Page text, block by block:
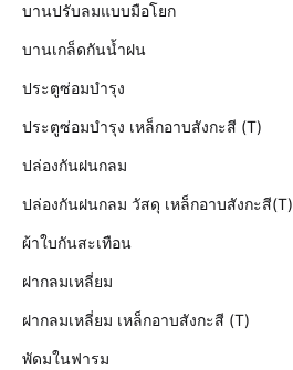
บานปรับลมแบบมือโยก
บานเกล็ดกันน้ำฝน
ประตูซ่อมบำรุง
ประตูซ่อมบำรุง เหล็กอาบสังกะสี (T)
ปล่องกันฝนกลม
ปล่องกันฝนกลม วัสดุ เหล็กอาบสังกะสี(T)
ผ้าใบกันสะเทือน
ฝากลมเหลี่ยม
ฝากลมเหลี่ยม เหล็กอาบสังกะสี (T)
พัดมในฟารม